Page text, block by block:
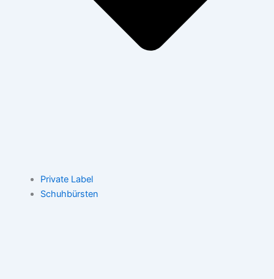
Private Label
Schuhbürsten